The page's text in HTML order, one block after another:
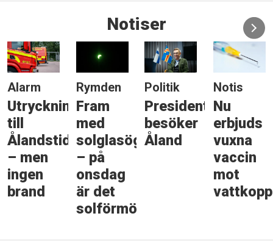
Notiser
Alarm
Utryckning
till
Ålandstidningen
– men
ingen
brand
Rymden
Fram
med
solglasögonen
– på
onsdag
är det
solförmörkelse
Politik
Presidenten
besöker
Åland
Notis
Nu
erbjuds
vuxna
vaccin
mot